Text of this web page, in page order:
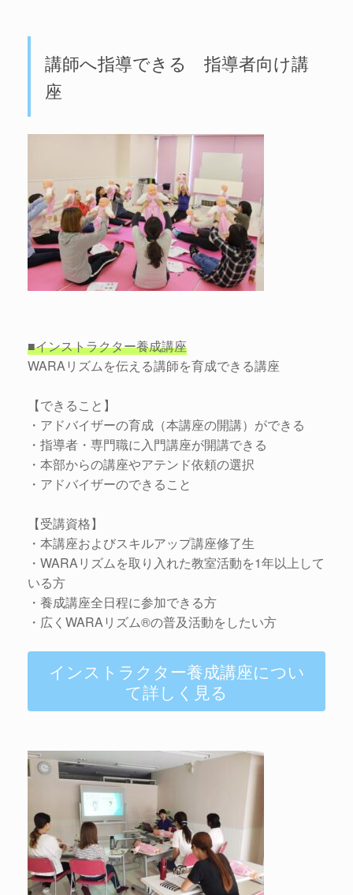
講師へ指導できる 指導者向け講
座
■インストラクター養成講座
WARAリズムを伝える講師を育成できる講座
【できること】
・アドバイザーの育成（本講座の開講）ができる
・指導者・専門職に入門講座が開講できる
・本部からの講座やアテンド依頼の選択
・アドバイザーのできること
【受講資格】
・本講座およびスキルアップ講座修了生
・WARAリズムを取り入れた教室活動を1年以上して
いる方
・養成講座全日程に参加できる方
・広くWARAリズム®の普及活動をしたい方
インストラクター養成講座につい
て詳しく見る